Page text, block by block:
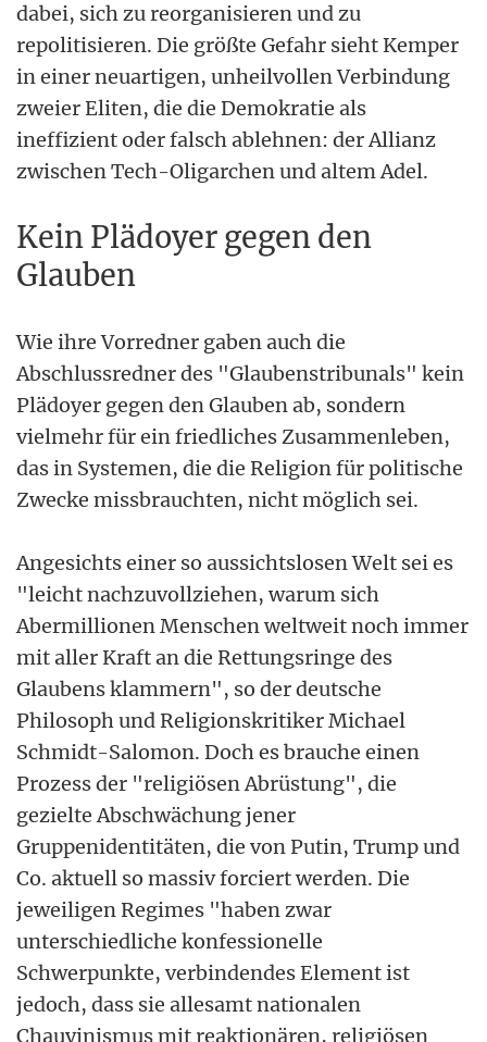
dabei, sich zu reorganisieren und zu
repolitisieren. Die größte Gefahr sieht Kemper
in einer neuartigen, unheilvollen Verbindung
zweier Eliten, die die Demokratie als
ineffizient oder falsch ablehnen: der Allianz
zwischen Tech-Oligarchen und altem Adel.
Kein Plädoyer gegen den
Glauben
Wie ihre Vorredner gaben auch die
Abschlussredner des "Glaubenstribunals" kein
Plädoyer gegen den Glauben ab, sondern
vielmehr für ein friedliches Zusammenleben,
das in Systemen, die die Religion für politische
Zwecke missbrauchten, nicht möglich sei.
Angesichts einer so aussichtslosen Welt sei es
"leicht nachzuvollziehen, warum sich
Abermillionen Menschen weltweit noch immer
mit aller Kraft an die Rettungsringe des
Glaubens klammern", so der deutsche
Philosoph und Religionskritiker Michael
Schmidt-Salomon. Doch es brauche einen
Prozess der "religiösen Abrüstung", die
gezielte Abschwächung jener
Gruppenidentitäten, die von Putin, Trump und
Co. aktuell so massiv forciert werden. Die
jeweiligen Regimes "haben zwar
unterschiedliche konfessionelle
Schwerpunkte, verbindendes Element ist
jedoch, dass sie allesamt nationalen
Chauvinismus mit reaktionären, religiösen